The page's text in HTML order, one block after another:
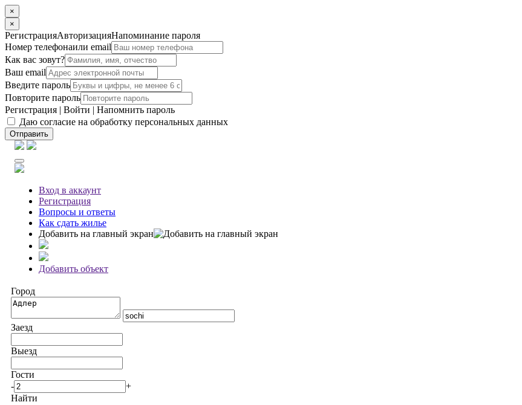
×
×
РегистрацияАвторизацияНапоминание пароля
Номер телефонаили email
Как вас зовут?
Ваш email
Введите пароль
Повторите пароль
Регистрация | Войти | Напомнить пароль
Даю согласие на обработку персональных данных
Отправить
Вход в аккаунт
Регистрация
Вопросы и ответы
Как сдать жилье
Добавить на главный экран
Добавить объект
Город
Заезд
Выезд
Гости
-
+
Найти